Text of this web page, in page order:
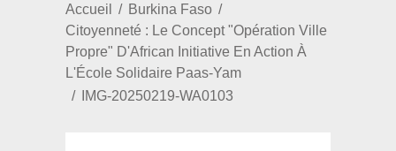
Accueil
Burkina Faso
Citoyenneté : Le Concept "Opération Ville
Propre" D'African Initiative En Action À
L'École Solidaire Paas-Yam
IMG-20250219-WA0103